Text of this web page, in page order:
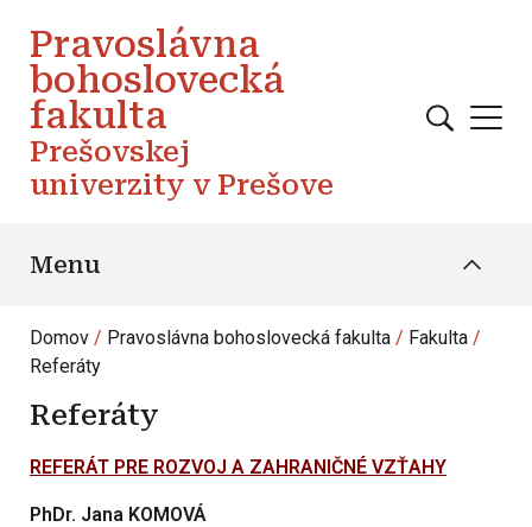
Pravoslávna
bohoslovecká
fakulta
Prešovskej
univerzity v Prešove
Menu
Domov Pravoslávna bohoslovecká fakulta
Fakulta
Referáty
Referáty
REFERÁT PRE ROZVOJ A ZAHRANIČNÉ VZŤAHY
PhDr. Jana KOMOVÁ